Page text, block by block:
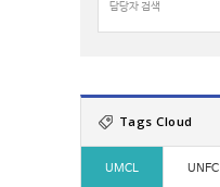
:자
:
Tags Cloud
UMCL UNFC